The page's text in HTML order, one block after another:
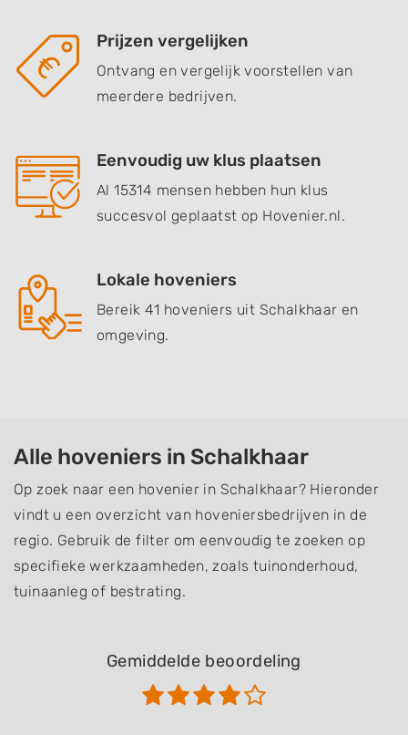
Prijzen vergelijken
Ontvang en vergelijk voorstellen van
meerdere bedrijven.
Eenvoudig uw klus plaatsen
Al 15314 mensen hebben hun klus
succesvol geplaatst op Hovenier.nl.
Lokale hoveniers
Bereik 41 hoveniers uit Schalkhaar en
omgeving.
Alle hoveniers in Schalkhaar
Op zoek naar een hovenier in Schalkhaar? Hieronder
vindt u een overzicht van hoveniersbedrijven in de
regio. Gebruik de filter om eenvoudig te zoeken op
specifieke werkzaamheden, zoals tuinonderhoud,
tuinaanleg of bestrating.
Gemiddelde beoordeling